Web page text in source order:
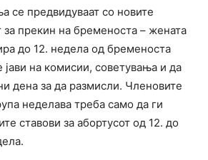
се предвидуваат со новите
за прекин на бременоста – жената
до 12. недела од бременоста
на комисии, советувања и да
дена за да размисли. Членовите
неделава треба само да ги
ставови за абортусот од 12. до